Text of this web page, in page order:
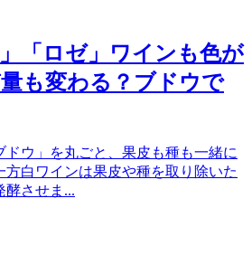
」「ロゼ」ワインも色が
も変わる？ブドウで
ドウ」を丸ごと、果皮も種も一緒に
方白ワインは果皮や種を取り除いた
酵させま...